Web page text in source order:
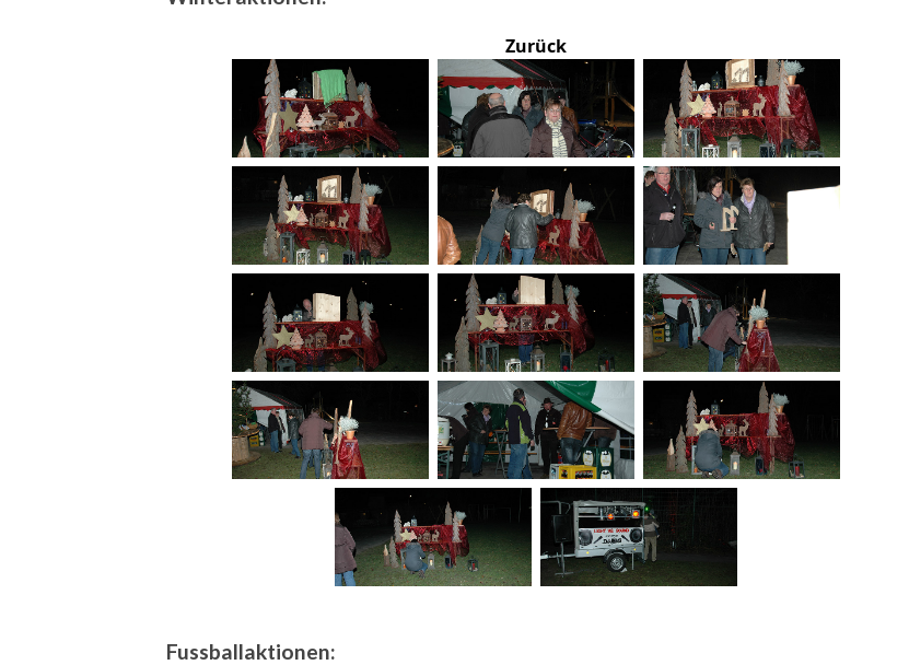
Zurück
Fussballaktionen: